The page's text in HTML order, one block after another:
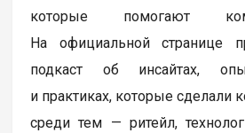
которые помогают
На официальной странице
подкаст об инсайтах,
и практиках, которые сделали
среди тем — ритейл,